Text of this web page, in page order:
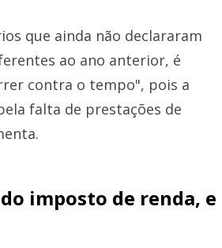
que ainda não declararam
ao ano anterior, é
contra o tempo", pois a
falta de prestações de
imposto de renda, e